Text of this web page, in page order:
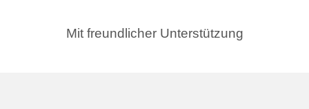
Mit freundlicher Unterstützung